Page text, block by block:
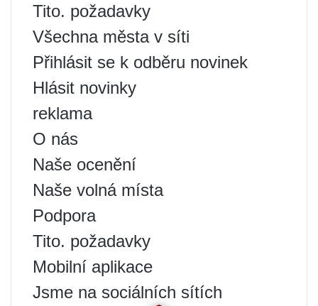
Tito. požadavky
Všechna města v síti
Přihlásit se k odběru novinek
Hlásit novinky
reklama
O nás
Naše ocenění
Naše volná místa
Podpora
Tito. požadavky
Mobilní aplikace
Jsme na sociálních sítích